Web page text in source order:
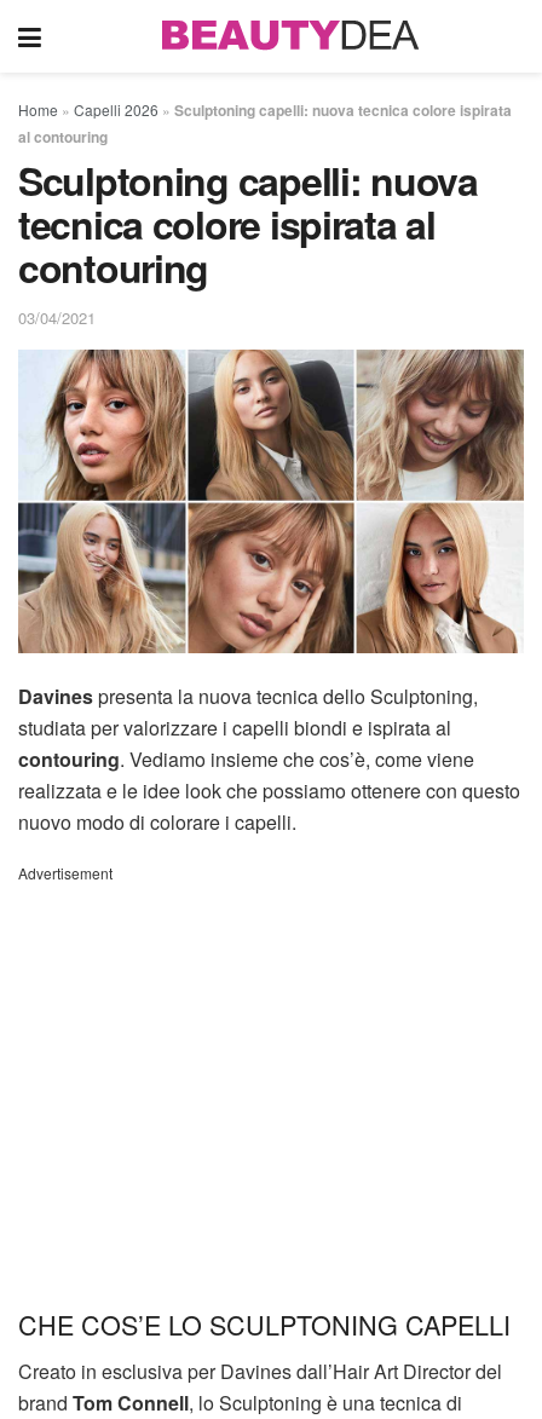
Home » Capelli 2026 » Sculptoning capelli: nuova tecnica colore ispirata
al contouring
Sculptoning capelli: nuova
tecnica colore ispirata al
contouring
03/04/2021
Davinespresenta la nuova tecnica dello Sculptoning,
studiata per valorizzare i capelli biondi e ispirata al
contouring. Vediamo insieme che cos’è, come viene
realizzata e le idee look che possiamo ottenere con questo
nuovo modo di colorare i capelli.
Advertisement
CHE COS’E LO SCULPTONING CAPELLI
Creato in esclusiva per Davines dall’Hair Art Director del
brand Tom Connell, lo Sculptoning è una tecnica di